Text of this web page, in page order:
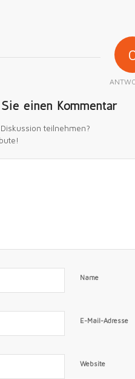
einen Kommentar
teilnehmen?
Name
E-Mail-Adresse
Website